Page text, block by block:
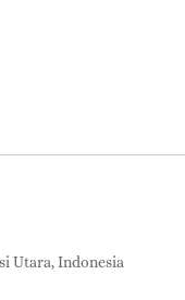
Utara, Indonesia